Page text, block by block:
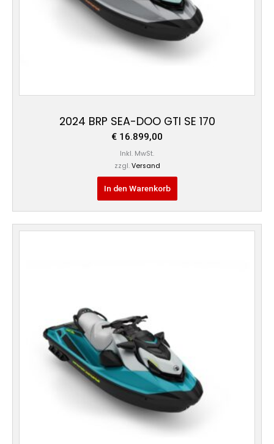
2024 BRP SEA-DOO GTI SE 170
€ 16.899,00
Inkl. MwSt.
zzgl. Versand
In den Warenkorb